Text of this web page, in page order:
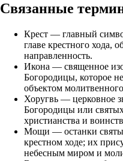
Связанные
Крест — главный
главе крестного хода,
направленность.
Икона — священное
Богородицы, которое
объектом
Хоругвь — церковное
Богородицы или
христианства и
Мощи — останки
крестном ходе; их
небесным миром и